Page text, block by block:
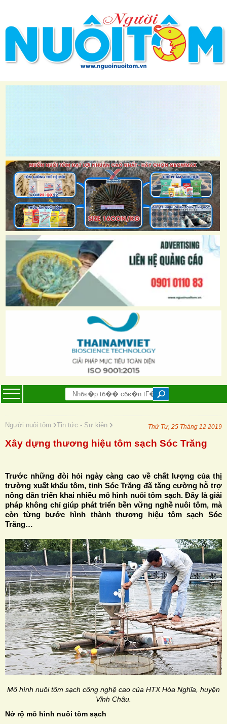
Người nuôi tôm Tin tức - Sự kiện Thứ Tư, 25 Tháng 12 2019
Xây dựng thương hiệu tôm sạch Sóc Trăng
Trước những đòi hỏi ngày càng cao về chất lượng của thị
trường xuất khẩu tôm, tỉnh Sóc Trăng đã tăng cường hỗ trợ
nông dân triển khai nhiều mô hình nuôi tôm sạch. Ðây là giải
pháp không chỉ giúp phát triển bền vững nghề nuôi tôm, mà
còn từng bước hình thành thương hiệu tôm sạch Sóc
Trăng…
Mô hình nuôi tôm sạch công nghệ cao của HTX Hòa Nghĩa, huyện
Vĩnh Châu.
Nở rộ mô hình nuôi tôm sạch